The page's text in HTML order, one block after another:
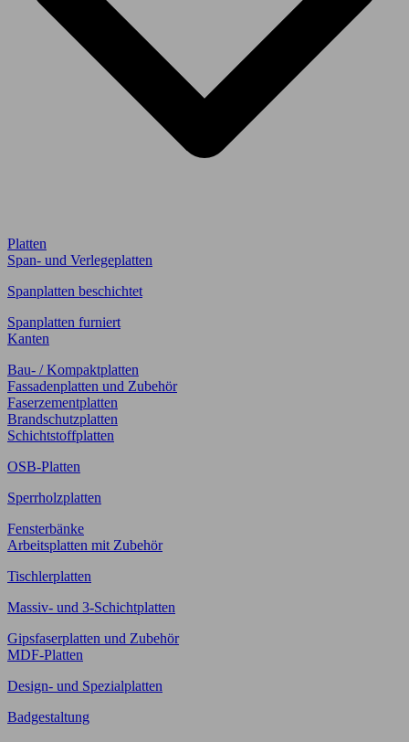
Platten
Span- und Verlegeplatten
Spanplatten beschichtet
Spanplatten furniert
Kanten
Bau- / Kompaktplatten
Fassadenplatten und Zubehör
Faserzementplatten
Brandschutzplatten
Schichtstoffplatten
OSB-Platten
Sperrholzplatten
Fensterbänke
Arbeitsplatten mit Zubehör
Tischlerplatten
Massiv- und 3-Schichtplatten
Gipsfaserplatten und Zubehör
MDF-Platten
Design- und Spezialplatten
Badgestaltung